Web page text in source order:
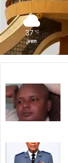
37 ℃
ven